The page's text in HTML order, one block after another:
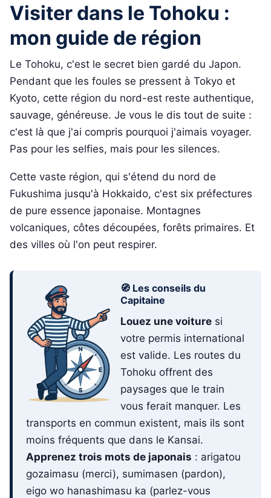
Visiter dans le Tohoku :
mon guide de région
Le Tohoku, c'est le secret bien gardé du Japon.
Pendant que les foules se pressent à Tokyo et
Kyoto, cette région du nord-est reste authentique,
sauvage, généreuse. Je vous le dis tout de suite :
c'est là que j'ai compris pourquoi j'aimais voyager.
Pas pour les selfies, mais pour les silences.
Cette vaste région, qui s'étend du nord de
Fukushima jusqu'à Hokkaido, c'est six préfectures
de pure essence japonaise. Montagnes
volcaniques, côtes découpées, forêts primaires. Et
des villes où l'on peut respirer.
🧭 Les conseils du
Capitaine
Louez une voiture si
votre permis international
est valide. Les routes du
Tohoku offrent des
paysages que le train
vous ferait manquer. Les
transports en commun existent, mais ils sont
moins fréquents que dans le Kansai.
Apprenez trois mots de japonais : arigatou
gozaimasu (merci), sumimasen (pardon),
eigo wo hanashimasu ka (parlez-vous